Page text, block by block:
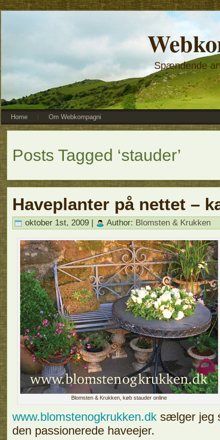
Spændende
Home Om Webkompagni
Posts Tagged ‘stauder’
Haveplanter på nettet –
oktober 1st, 2009 | Author: Blomsten & Krukken
Blomsten & Krukken, køb stauder online
www.blomstenogkrukken.dk sælger jeg
den passionerede haveejer.